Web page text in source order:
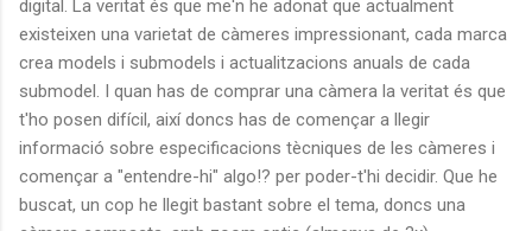
digital. La veritat és que me'n he adonat que actualment
existeixen una varietat de càmeres impressionant, cada marca
crea models i submodels i actualitzacions anuals de cada
submodel. I quan has de comprar una càmera la veritat és que
t'ho posen difícil, així doncs has de començar a llegir
informació sobre especificacions tècniques de les càmeres i
començar a "entendre-hi" algo!? per poder-t'hi decidir. Que he
buscat, un cop he llegit bastant sobre el tema, doncs una